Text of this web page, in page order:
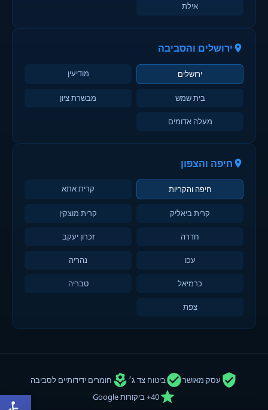
פתח
אילת
ירושלים והסביבה
ירושלים מודיעין
בית שמש מבשרת ציון
מעלה אדומים
חיפה והצפון
חיפה והקריות קרית אתא
קרית ביאליק קרית מוצקין
חדרה זכרון יעקב
עכו נהריה
כרמיאל טבריה
צפת
עסק מאושר ביטוח צד ג׳
חומרים ידידותיים לסביבה
40+ ביקורות Google